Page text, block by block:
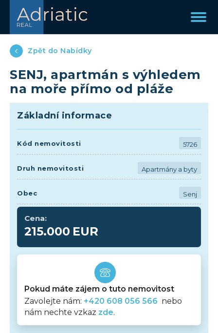
Zpět do Nabídky
SENJ, apartmán s výhledem
na moře přímo od pláže
Základní informace
Kód nemovitosti 5726
Druh nemovitosti Apartmány a byty
Obec Senj
Cena:
215.000 EUR
Pokud máte zájem o tuto nemovitost
Zavolejte nám: +420 608 056 566 nebo
nám nechte vzkaz zde.